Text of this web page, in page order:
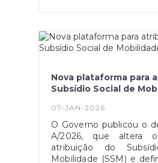
cidadãos, empresas,
danos em
económicas,
acesso a apoios
financeiros.O registo
um passo essencial
dos danos e para a
plataforma pode ser
oficial da CCDR
candidatura está
Nova plataforma para
Subsídio Social de
07-JAN-2026
O Governo publicou o
A/2026, que altera
atribuição do
Mobilidade (SSM) e